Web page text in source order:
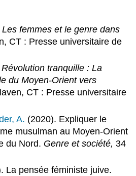
Les femmes et le genre dans
CT : Presse universitaire de
Révolution tranquille : La
du Moyen-Orient vers
CT : Presse universitaire
A. (2020). Expliquer le
musulman au Moyen-Orient
du Nord. Genre et société, 34
La pensée féministe juive.